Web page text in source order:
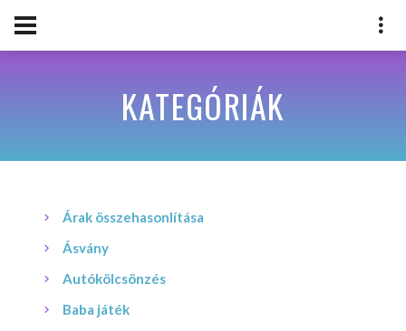
KATEGÓRIÁK
Árak összehasonlítása
Ásvány
Autókölcsönzés
Baba játék